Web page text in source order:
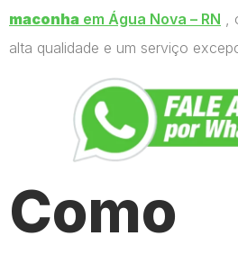
maconha em Água Nova – RN ,
alta qualidade e um serviço
Como